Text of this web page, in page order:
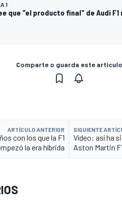
1
que "el producto final" de Audi
Comparte o guarda este artículo
ARTÍCULO ANTERIOR
con los que la F1
la era híbrida
SIGUIENTE
Vídeo: así ha
Aston Martin